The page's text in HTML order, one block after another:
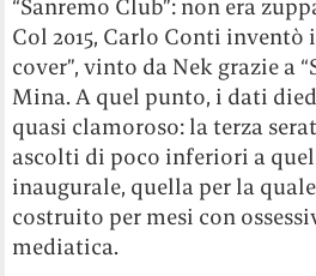
“Sanremo Club”: non era
Col 2015, Carlo Conti inventò
cover”, vinto da Nek grazie a
Mina. A quel punto, i dati
quasi clamoroso: la terza
ascolti di poco inferiori a
inaugurale, quella per la
costruito per mesi con
mediatica.